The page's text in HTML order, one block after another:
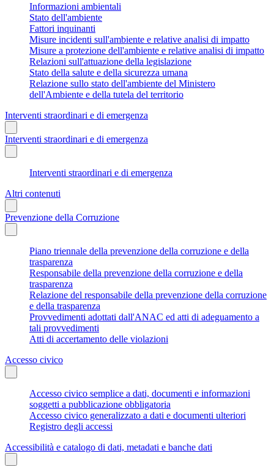
Informazioni ambientali
Stato dell'ambiente
Fattori inquinanti
Misure incidenti sull'ambiente e relative analisi di impatto
Misure a protezione dell'ambiente e relative analisi di impatto
Relazioni sull'attuazione della legislazione
Stato della salute e della sicurezza umana
Relazione sullo stato dell'ambiente del Ministero
dell'Ambiente e della tutela del territorio
Interventi straordinari e di emergenza
Interventi straordinari e di emergenza
Interventi straordinari e di emergenza
Altri contenuti
Prevenzione della Corruzione
Piano triennale della prevenzione della corruzione e della
trasparenza
Responsabile della prevenzione della corruzione e della
trasparenza
Relazione del responsabile della prevenzione della corruzione
e della trasparenza
Provvedimenti adottati dall'ANAC ed atti di adeguamento a
tali provvedimenti
Atti di accertamento delle violazioni
Accesso civico
Accesso civico semplice a dati, documenti e informazioni
soggetti a pubblicazione obbligatoria
Accesso civico generalizzato a dati e documenti ulteriori
Registro degli accessi
Accessibilità e catalogo di dati, metadati e banche dati